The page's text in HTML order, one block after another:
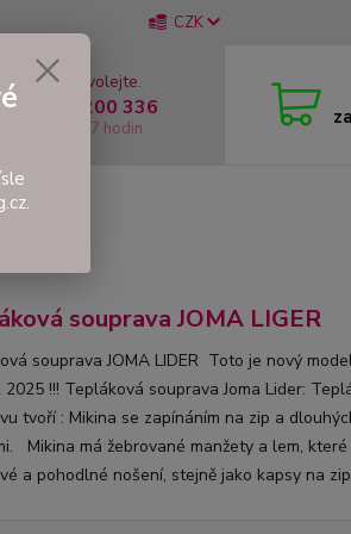
CZK
si rady? Zavolejte.
737 200 336
Pátek: 8 - 17 hodin za
souprava JOMA LIGER
souprava JOMA LIDER Toto je nový
2025 !!! Tepláková souprava Joma Lider:
tvoří : Mikina se zapínáním na zip a
Mikina má žebrované manžety a lem,
a pohodlné nošení, stejně jako kapsy na